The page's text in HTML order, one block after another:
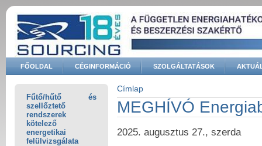
Ugrás a tartalomra
FŐOLDAL CÉGINFORMÁCIÓ SZOLGÁLTATÁSOK
Keresés űrlap
Fűtő/hűtő és
szellőztető
rendszerek
kötelező
energetikai
felülvizsgálata
Jelenlegi hely
Címlap
MEGHÍVÓ
2025. augusztus 27., szerda